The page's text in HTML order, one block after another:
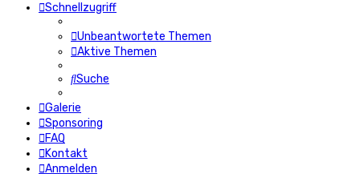
Schnellzugriff
Unbeantwortete Themen
Aktive Themen
Suche
Galerie
Sponsoring
FAQ
Kontakt
Anmelden